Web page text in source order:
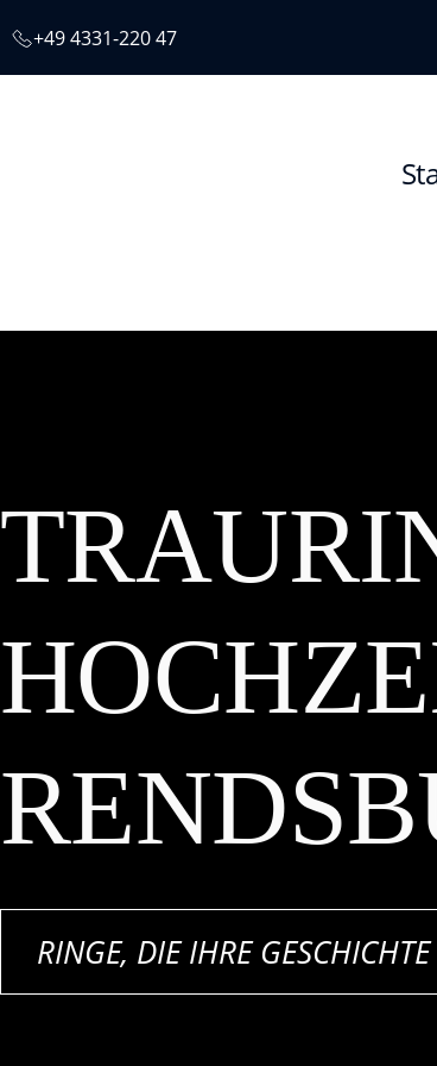
+49 4331-220 47
RINGE, DIE IHRE